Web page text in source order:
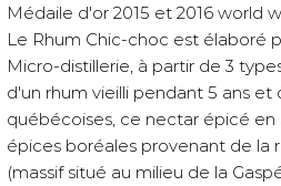
Médaile d'or 2015 et 2016 world
Le Rhum Chic-choc est élaboré
Micro-distillerie, à partir de 3
d'un rhum vieilli pendant 5 ans
québécoises, ce nectar épicé en
épices boréales provenant de la
(massif situé au milieu de la